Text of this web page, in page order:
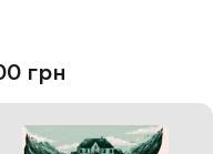
грн